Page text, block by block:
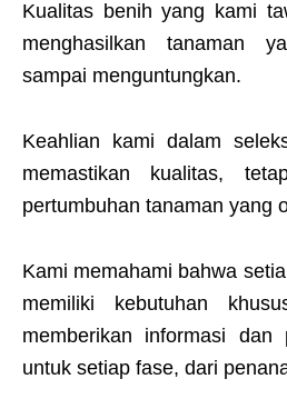
Kualitas benih yang kami
menghasilkan tanaman
sampai menguntungkan.
Keahlian kami dalam
memastikan kualitas,
pertumbuhan tanaman yang
Kami memahami bahwa
memiliki kebutuhan
memberikan informasi dan
untuk setiap fase, dari